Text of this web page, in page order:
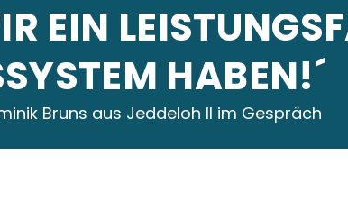
EIN
HABEN!´
Bruns aus Jeddeloh II im Gespräch